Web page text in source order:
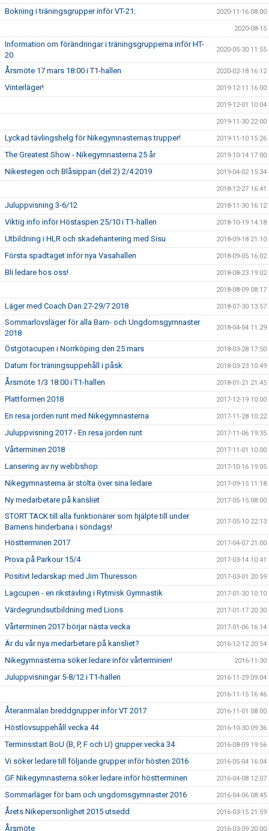
Bokning i träningsgrupper inför VT-21: 2020-11-16 08:00
2020-08-15
Information om förändringar i träningsgrupperna inför HT-
20
2020-05-30 11:55
Årsmöte 17 mars 18:00 i T1-hallen 2020-02-18 16:12
Vinterläger! 2019-12-11 16:00
2019-12-01 10:04
2019-11-30 22:00
Lyckad tävlingshelg för Nikegymnasternas trupper! 2019-11-10 15:26
The Greatest Show - Nikegymnasterna 25 år 2019-10-14 17:00
Nikestegen och Blåsippan (del 2) 2/4 2019 2019-04-02 15:34
2018-12-27 16:41
Juluppvisning 3-6/12 2018-11-30 16:12
Viktig info inför Höstaspen 25/10 i T1-hallen 2018-10-19 14:18
Utbildning i HLR och skadehantering med Sisu 2018-09-18 21:10
Första spadtaget inför nya Vasahallen 2018-09-05 16:02
Bli ledare hos oss! 2018-08-23 19:02
2018-08-09 08:17
Läger med Coach Dan 27-29/7 2018 2018-07-30 13:57
Sommarlovsläger för alla Barn- och Ungdomsgymnaster
2018
2018-04-04 11:29
Östgötacupen i Norrköping den 25 mars 2018-03-28 17:50
Datum för träningsuppehåll i påsk 2018-03-23 10:49
Årsmöte 1/3 18:00 i T1-hallen 2018-01-21 21:45
Plattformen 2018 2017-12-19 10:00
En resa jorden runt med Nikegymnasterna 2017-11-28 10:22
Juluppvisning 2017 - En resa jorden runt 2017-11-06 19:35
Vårterminen 2018 2017-11-01 10:00
Lansering av ny webbshop 2017-10-16 19:05
Nikegymnasterna är stolta över sina ledare 2017-09-15 11:18
Ny medarbetare på kansliet 2017-05-15 08:00
STORT TACK till alla funktionärer som hjälpte till under
Barnens hinderbana i söndags!
2017-05-10 22:13
Höstterminen 2017 2017-04-07 21:00
Prova på Parkour 15/4 2017-03-14 10:41
Positivt ledarskap med Jim Thuresson 2017-03-01 20:59
Lagcupen - en rikstävling i Rytmisk Gymnastik 2017-01-30 10:10
Värdegrundsutbildning med Lions 2017-01-17 20:30
Vårterminen 2017 börjar nästa vecka 2017-01-06 16:14
Är du vår nya medarbetare på kansliet? 2016-12-12 20:54
Nikegymnasterna söker ledare inför vårterminen! 2016-11-30
Juluppvisningar 5-8/12 i T1-hallen 2016-11-29 09:04
2016-11-15 16:46
Återanmälan breddgrupper inför VT 2017 2016-11-01 08:00
Höstlovsuppehåll vecka 44 2016-10-30 09:36
Terminsstart BoU (B, P, F och U) grupper vecka 34 2016-08-09 19:56
Vi söker ledare till följande grupper inför hösten 2016 2016-05-04 16:04
GF Nikegymnasterna söker ledare inför höstterminen 2016-04-08 12:07
Sommarläger för barn och ungdomsgymnaster 2016 2016-04-06 08:45
Årets Nikepersonlighet 2015 utsedd 2016-03-15 21:59
Årsmöte 2016-03-09 20:00